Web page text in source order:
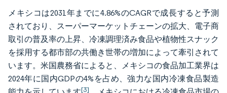
メキシコは2031年までに4.86%のCAGRで成長すると予測
されており、スーパーマーケットチェーンの拡大、電子商
取引の普及率の上昇、冷凍調理済み食品や植物性スナック
を採用する都市部の共働き世帯の増加によって牽引されて
います。米国農務省によると、メキシコの食品加工業界は
2024年に国内GDPの4%を占め、強力な国内冷凍食品製造
[3]